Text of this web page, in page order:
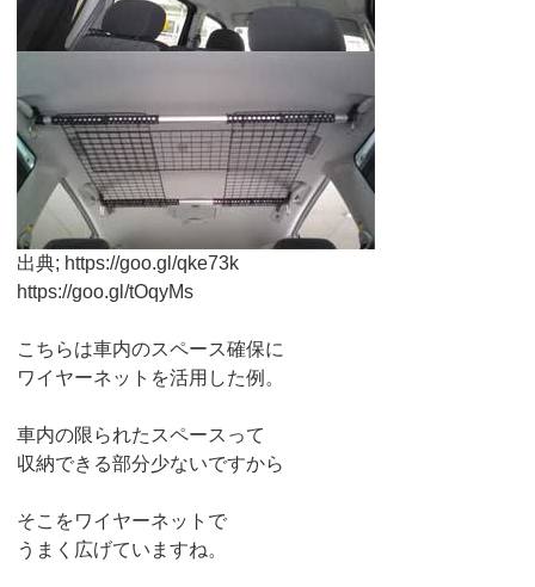
出典; https://goo.gl/qke73k
https://goo.gl/tOqyMs
こちらは車内のスペース確保に
ワイヤーネットを活用した例。
車内の限られたスペースって
収納できる部分少ないですから
そこをワイヤーネットで
うまく広げていますね。